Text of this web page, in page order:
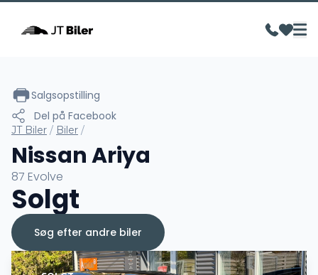
Salgsopstilling
Del på Facebook
JT Biler / Biler /
Nissan Ariya
87 Evolve
Solgt
Søg efter andre biler